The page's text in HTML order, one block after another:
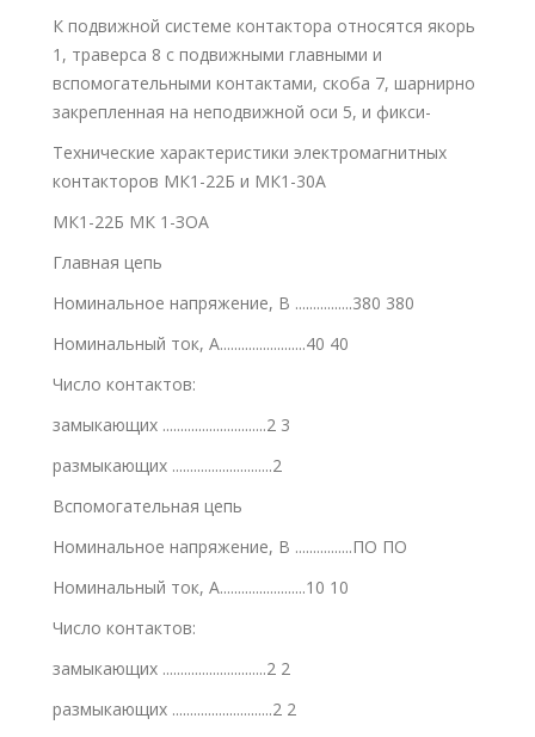
К подвижной системе контактора относятся якорь
1, траверса 8 с подвижными главными и
вспомогательными контактами, скоба 7, шарнирно
закрепленная на неподвижной оси 5, и фикси-
Технические характеристики электромагнитных
контакторов МК1-22Б и МК1-30А
МК1-22Б МК 1-ЗОА
Главная цепь
Номинальное напряжение, В ................380 380
Номинальный ток, А........................40 40
Число контактов:
замыкающих .............................2 3
размыкающих ............................2
Вспомогательная цепь
Номинальное напряжение, В ................ПО ПО
Номинальный ток, А........................10 10
Число контактов:
замыкающих .............................2 2
размыкающих ............................2 2